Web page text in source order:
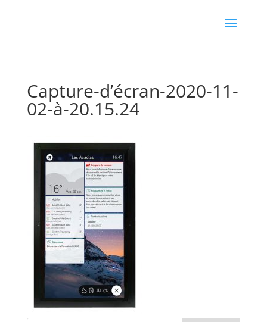
Capture-d’écran-2020-11-
02-à-20.15.24